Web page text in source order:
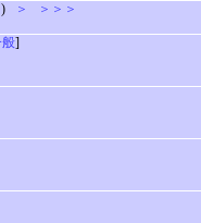
) ＞
＞＞＞
般]